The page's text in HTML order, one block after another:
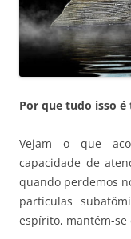
Por que tudo isso
Vejam o que
capacidade de
quando perdemos
partículas
espírito, mantém-se